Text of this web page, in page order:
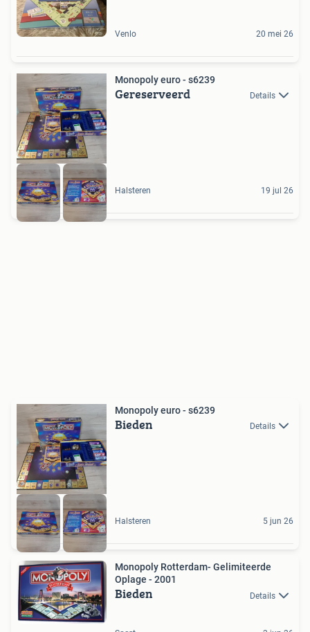
Venlo 20 mei 26
Monopoly euro - s6239
Gereserveerd Details
Halsteren 19 jul 26
Monopoly euro - s6239
Bieden Details
Halsteren 5 jun 26
Monopoly Rotterdam- Gelimiteerde
Oplage - 2001
Bieden Details